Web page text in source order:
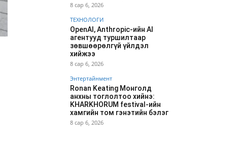
8 сар 6, 2026
ТЕХНОЛОГИ
OpenAI, Anthropic-ийн AI
агентууд туршилтаар
зөвшөөрөлгүй үйлдэл
хийжээ
8 сар 6, 2026
Энтертайнмент
Ronan Keating Монголд
анхны тоглолтоо хийнэ:
KHARKHORUM festival-ийн
хамгийн том гэнэтийн бэлэг
8 сар 6, 2026